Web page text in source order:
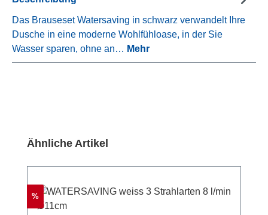
Das Brauseset Watersaving in schwarz verwandelt Ihre
Dusche in eine moderne Wohlfühloase, in der Sie
Wasser sparen, ohne an… Mehr
Produktgalerie überspringen
Ähnliche Artikel
Rabatt
%